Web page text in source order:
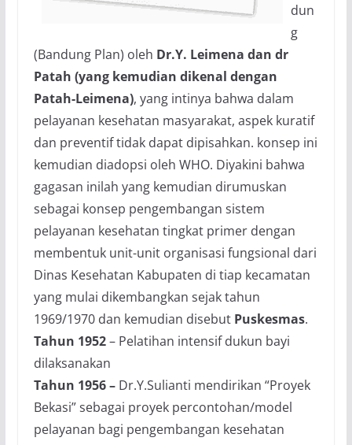
dun
g
(Bandung Plan) oleh Dr.Y. Leimena dan dr
Patah (yang kemudian dikenal dengan
Patah-Leimena), yang intinya bahwa dalam
pelayanan kesehatan masyarakat, aspek kuratif
dan preventif tidak dapat dipisahkan. konsep ini
kemudian diadopsi oleh WHO. Diyakini bahwa
gagasan inilah yang kemudian dirumuskan
sebagai konsep pengembangan sistem
pelayanan kesehatan tingkat primer dengan
membentuk unit-unit organisasi fungsional dari
Dinas Kesehatan Kabupaten di tiap kecamatan
yang mulai dikembangkan sejak tahun
1969/1970 dan kemudian disebut Puskesmas.
Tahun 1952– Pelatihan intensif dukun bayi
dilaksanakan
Tahun 1956 – Dr.Y.Sulianti mendirikan “Proyek
Bekasi” sebagai proyek percontohan/model
pelayanan bagi pengembangan kesehatan